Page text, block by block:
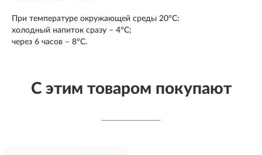
При температуре окружающей среды 20°C:
холодный напиток сразу – 4°C;
через 6 часов – 8°C.
С этим товаром покупают